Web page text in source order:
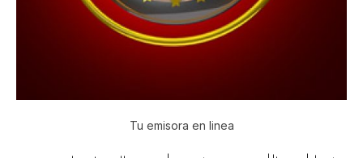
Tu emisora en linea